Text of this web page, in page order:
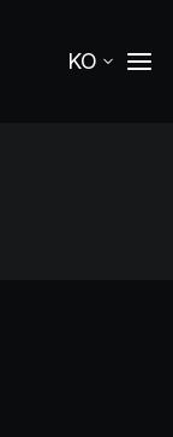
KO